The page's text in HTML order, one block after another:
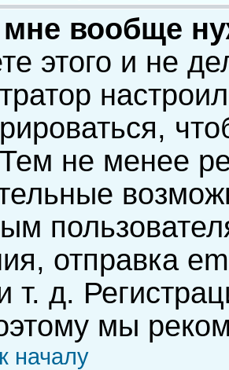
вообще
этого и не
не менее
отправка
т. д.
мы
началу